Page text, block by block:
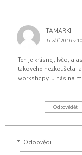
TAMARKI
5. září 2016 v
Ten je krásnej, Ivčo, a
takového nezkoušela,
workshopy, u nás na
Odpovědět
Odpovědi